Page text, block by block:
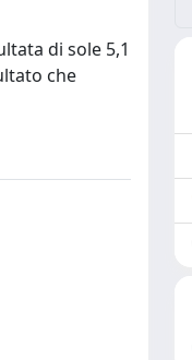
di sole 5,1
che